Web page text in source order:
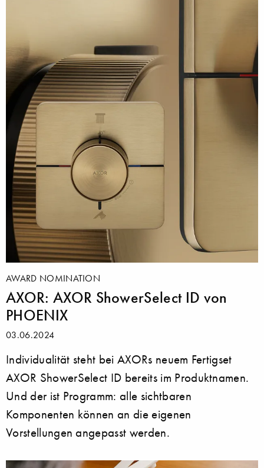
AWARD NOMINATION
AXOR: AXOR ShowerSelect ID von
PHOENIX
03.06.2024
Individualität steht bei AXORs neuem Fertigset
AXOR ShowerSelect ID bereits im Produktnamen.
Und der ist Programm: alle sichtbaren
Komponenten können an die eigenen
Vorstellungen angepasst werden.